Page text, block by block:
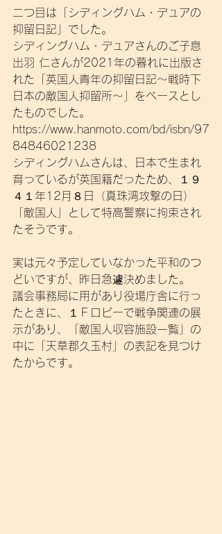
二つ目は「シディングハム・デュアの
抑留日記」でした。
シディングハム・デュアさんのご子息
出羽 仁さんが2021年の暮れに出版さ
れた「英国人青年の抑留日記～戦時下
日本の敵国人抑留所～」をベースとし
たものでした。
https://www.hanmoto.com/bd/isbn/97
84846021238
シディングハムさんは、日本で生まれ
育っているが英国籍だったため、１９
４１年12月８日（真珠湾攻撃の日）
「敵国人」として特高警察に拘束され
たそうです。
実は元々予定していなかった平和のつ
どいですが、昨日急遽決めました。
議会事務局に用があり役場庁舎に行っ
たときに、１Ｆロビーで戦争関連の展
示があり、「敵国人収容施設一覧」の
中に「天草郡久玉村」の表記を見つけ
たからです。